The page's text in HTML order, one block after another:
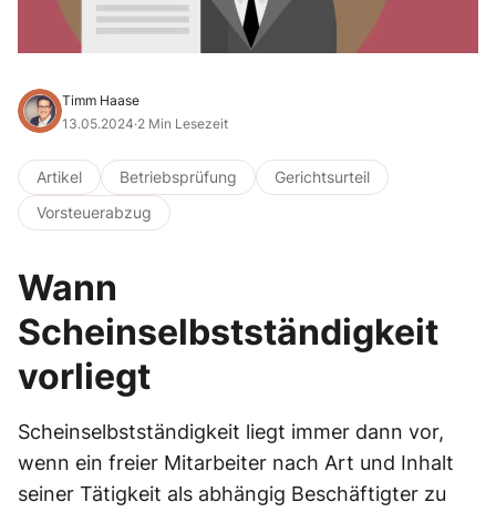
Timm Haase
13.05.2024·2 Min Lesezeit
Artikel Betriebsprüfung
Gerichtsurteil
Vorsteuerabzug
Wann
Scheinselbstständigkeit
vorliegt
Scheinselbstständigkeit liegt immer dann vor,
wenn ein freier Mitarbeiter nach Art und Inhalt
seiner Tätigkeit als abhängig Beschäftigter zu